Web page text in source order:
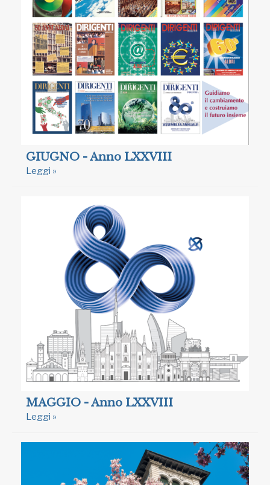
GIUGNO - Anno LXXVIII
Leggi »
MAGGIO - Anno LXXVIII
Leggi »